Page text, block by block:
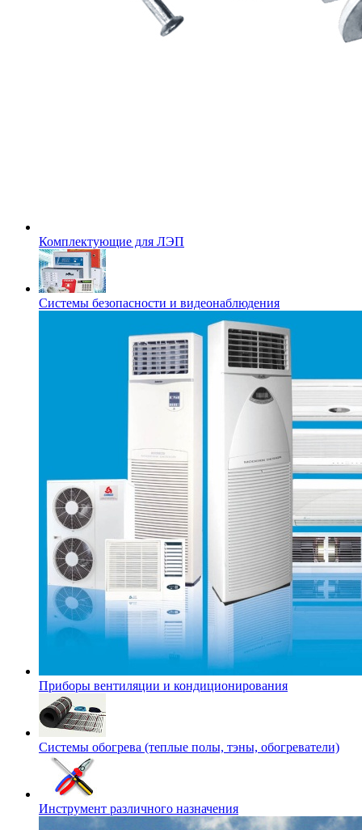
Комплектующие для ЛЭП
Системы безопасности и видеонаблюдения
Приборы вентиляции и кондиционирования
Системы обогрева (теплые полы, тэны, обогреватели)
Инструмент различного назначения